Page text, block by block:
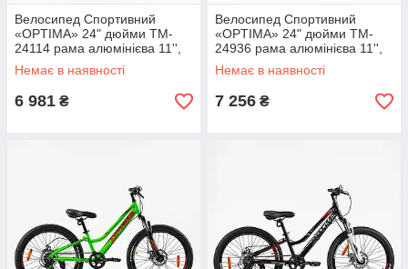
Велосипед Спортивний
«OPTIMA» 24" дюйми TM-
24114 рама алюмінієва 11'',
обладнання Shimano
RevoShift 7 швидкістей,
Немає в наявності
6 981 ₴
Велосипед Спортивний
«OPTIMA» 24" дюйми TM-
24936 рама алюмінієва 11'',
обладнання Shimano
RevoShift 7 швидкістей,
Немає в наявності
7 256 ₴